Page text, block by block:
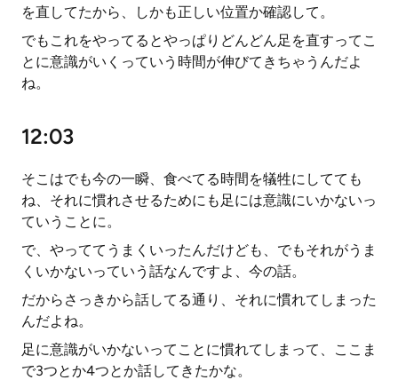
を直してたから、しかも正しい位置か確認して。
でもこれをやってるとやっぱりどんどん足を直すってこ
とに意識がいくっていう時間が伸びてきちゃうんだよ
ね。
12:03
そこはでも今の一瞬、食べてる時間を犠牲にしてても
ね、それに慣れさせるためにも足には意識にいかないっ
ていうことに。
で、やっててうまくいったんだけども、でもそれがうま
くいかないっていう話なんですよ、今の話。
だからさっきから話してる通り、それに慣れてしまった
んだよね。
足に意識がいかないってことに慣れてしまって、ここま
で3つとか4つとか話してきたかな。